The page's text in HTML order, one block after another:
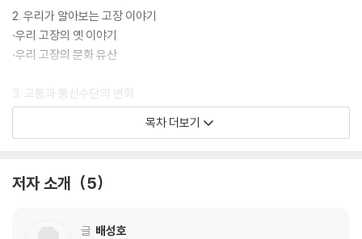
2. 우리가 알아보는 고장 이야기
·우리 고장의 옛 이야기
·우리 고장의 문화 유산
3. 교통과 통신수단의 변화
·교통수단의 발달과 생활 모습의 변화
·통신수단의 발달과 생활 모습의 변화
목차 더보기
저자 소개 5
글 배성호